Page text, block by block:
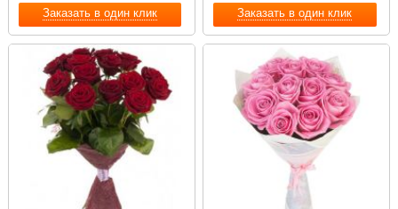
Заказать в один клик Заказать в один клик